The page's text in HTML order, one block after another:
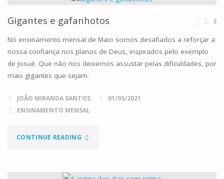
Gigantes e gafanhotos 3
No ensinamento mensal de Maio somos desafiados a reforçar a
nossa confiança nos planos de Deus, inspirados pelo exemplo
de Josué. Que não nos deixemos assustar pelas dificuldades, por
mais gigantes que sejam.
JOÃO MIRANDA SANTOS
01/05/2021
ENSINAMENTO MENSAL
CONTINUE READING"GIGANTES
GAFANHOTOS"